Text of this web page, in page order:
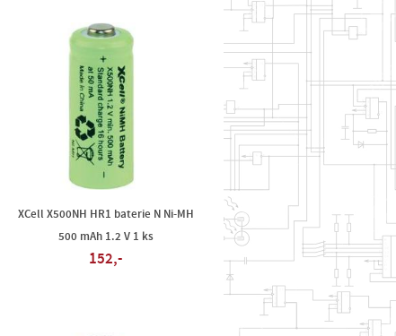
XCell X500NH HR1 baterie N Ni-MH
500 mAh 1.2 V 1 ks
152,-